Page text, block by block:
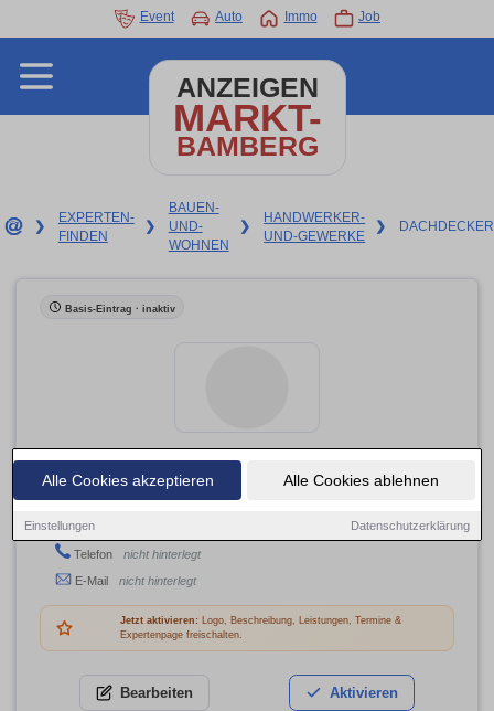
Alle Cookies akzeptieren Alle Cookies ablehnen
Einstellungen Datenschutzerklärung
Event Auto Immo Job
ANZEIGEN
MARKT-
BAMBERG
❯
EXPERTEN-
FINDEN
❯
BAUEN-
UND-
WOHNEN
❯
HANDWERKER-
UND-GEWERKE
❯ DACHDECKER
Basis-Eintrag · inaktiv
Weigel-Schrüffer GmbH
Adresse
Telefon
nicht hinterlegt
E-Mail
nicht hinterlegt
Jetzt aktivieren: Logo, Beschreibung, Leistungen, Termine &
Expertenpage freischalten.
Bearbeiten Aktivieren